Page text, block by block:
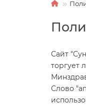
Сайт
торгует
Слово